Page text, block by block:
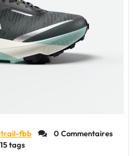
fbb
0 Commentaires
15 tags